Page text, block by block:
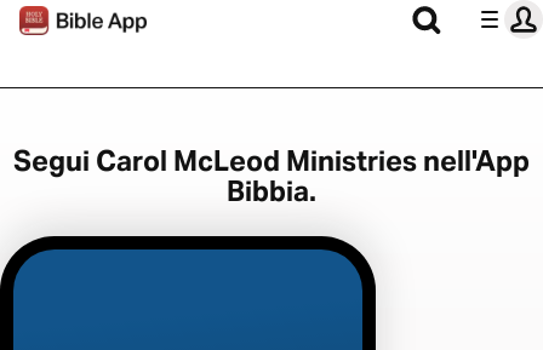
Segui Carol McLeod Ministries nell'App
Bibbia.